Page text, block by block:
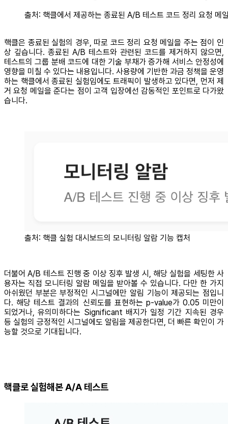
출처: 핵클에서 제공하는 종료된 A/B 테스트 코드 정리 요청 메
핵클은 종료된 실험의 경우, 따로 코드 정리 요청 메일을 주는 점이 인
상 깊습니다. 종료된 A/B 테스트와 관련된 코드를 제거하지 않으면,
테스트의 그룹 분배 코드에 대한 기술 부채가 증가해 서비스 안정성에
영향을 미칠 수 있다는 내용입니다. 사용량에 기반한 과금 정책을 운영
하는 핵클에서 종료된 실험임에도 트래픽이 발생하고 있다면, 먼저 제
거 요청 메일을 준다는 점이 고객 입장에선 감동적인 포인트로 다가왔
습니다.
출처: 핵클 실험 대시보드의 모니터링 알람 기능 캡처
더불어 A/B 테스트 진행 중 이상 징후 발생 시, 해당 실험을 세팅한 사
용자는 직접 모니터링 알람 메일을 받아볼 수 있습니다. 다만 한 가지
아쉬웠던 부분은 부정적인 시그널에만 알림 기능이 제공되는 점입니
다. 해당 테스트 결과의 신뢰도를 표현하는 p-value가 0.05 미만이
되었거나, 유의미하다는 Significant 배지가 일정 기간 지속된 경우
등 실험의 긍정적인 시그널에도 알림을 제공한다면, 더 빠른 확인이 가
능할 것으로 기대됩니다.
핵클로 실험해본 A/A 테스트